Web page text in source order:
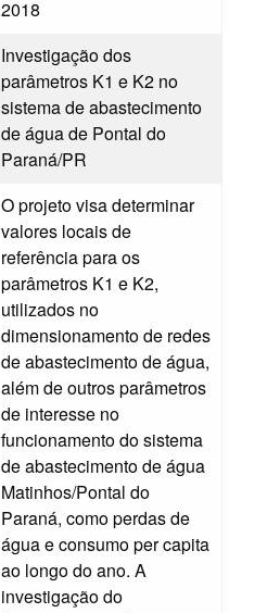
2018
Investigação dos
parâmetros K1 e K2 no
sistema de abastecimento
de água de Pontal do
Paraná/PR
O projeto visa determinar
valores locais de
referência para os
parâmetros K1 e K2,
utilizados no
dimensionamento de redes
de abastecimento de água,
além de outros parâmetros
de interesse no
funcionamento do sistema
de abastecimento de água
Matinhos/Pontal do
Paraná, como perdas de
água e consumo per capita
ao longo do ano. A
investigação do